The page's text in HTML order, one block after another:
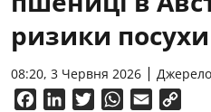
ризики
08:20, 3 Червня 2026
FacebookLinkedInTwitterWhatsApp
Email